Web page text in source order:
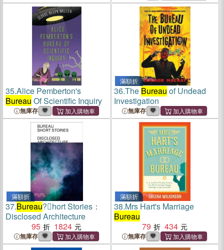
35.Alice Pemberton's
Bureau Of Scientific Inquiry
無庫存
滿額折
36.The Bureau of Undead
Investigation
無庫存
滿額折
37.Bureau?hort Stories：
Disclosed Architecture
95
1824
無庫存
滿額折
38.Mrs Hart's Marriage
Bureau
79
434
無庫存